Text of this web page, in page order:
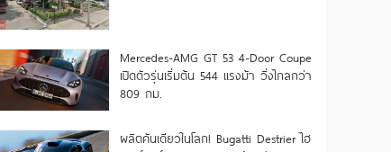
Mercedes-AMG GT 53 4-Door Coupe
เปิดตัวรุ่นเริ่มต้น 544 แรงม้า วิ่งไกลกว่า
809 กม.
ผลิตคันเดียวในโลก! Bugatti Destrier ไฮ